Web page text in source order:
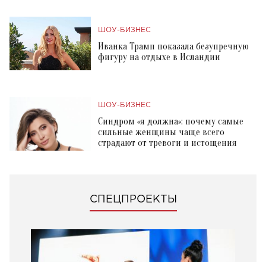
ШОУ-БИЗНЕС
Иванка Трамп показала безупречную
фигуру на отдыхе в Исландии
ШОУ-БИЗНЕС
Синдром «я должна»: почему самые
сильные женщины чаще всего
страдают от тревоги и истощения
СПЕЦПРОЕКТЫ